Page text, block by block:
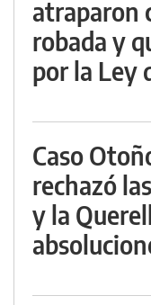
atraparon
robada y
por la Ley
Caso
rechazó
y la